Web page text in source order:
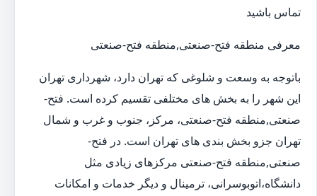
تماس باشید
معرفی منطقه فتح-صنعتی,منطقه فتح-صنعتی
باتوجه به وسعت و شلوغی که تهران دارد، شهرداری تهران
این شهر را به بخش های مختلفی تقسیم کرده است. فتح-
صنعتی,منطقه فتح-صنعتی، مرکز، جنوب و غرب و شمال
تهران جزو بخش بندی های تهران است. در فتح-
صنعتی,منطقه فتح-صنعتی مرکزهای زیادی مثل
دانشگاه،اتوبوسرانی، ترمینال و دیگر خدمات و امکانات